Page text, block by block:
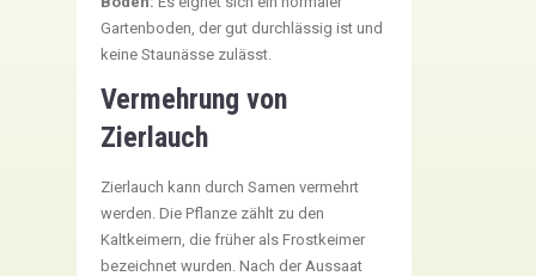
Gartenboden, der gut durchlässig ist und
keine Staunässe zulässt.
Vermehrung von
Zierlauch
Zierlauch kann durch Samen vermehrt
werden. Die Pflanze zählt zu den
Kaltkeimern, die früher als Frostkeimer
bezeichnet wurden. Nach der Aussaat